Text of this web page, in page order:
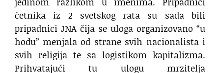
četnika iz 2 svetskog rata su sada bili
pripadnici JNA čija se uloga organizovano “u
hodu” menjala od strane svih nacionalista i
svih religija te sa logistikom kapitalizma.
Prihvatajući tu ulogu mrzitelja